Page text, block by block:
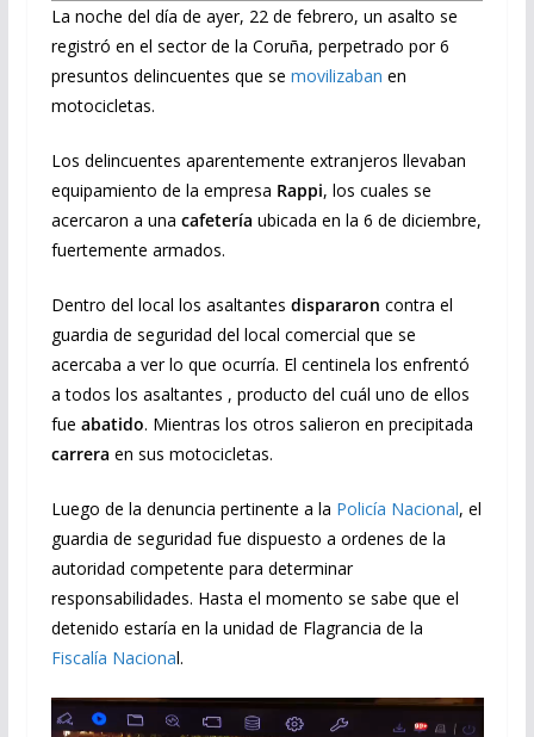
La noche del día de ayer, 22 de febrero, un asalto se
registró en el sector de la Coruña, perpetrado por 6
presuntos delincuentes que se movilizaban en
motocicletas.
Los delincuentes aparentemente extranjeros llevaban
equipamiento de la empresa Rappi, los cuales se
acercaron a una cafetería ubicada en la 6 de diciembre,
fuertemente armados.
Dentro del local los asaltantes dispararon contra el
guardia de seguridad del local comercial que se
acercaba a ver lo que ocurría. El centinela los enfrentó
a todos los asaltantes , producto del cuál uno de ellos
fue abatido. Mientras los otros salieron en precipitada
carrera en sus motocicletas.
Luego de la denuncia pertinente a la Policía Nacional, el
guardia de seguridad fue dispuesto a ordenes de la
autoridad competente para determinar
responsabilidades. Hasta el momento se sabe que el
detenido estaría en la unidad de Flagrancia de la
Fiscalía Nacional.